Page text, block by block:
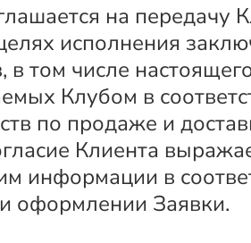
на передачу
исполнения
в том числе
Клубом в
по продаже и
Клиента
информации в
оформлении Заявки.